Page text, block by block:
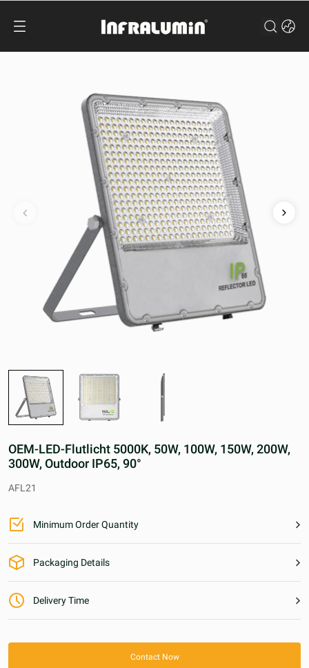
OEM-LED-Flutlicht 5000K, 50W, 100W, 150W, 200W,
300W, Outdoor IP65, 90°
AFL21
Minimum Order Quantity
Packaging Details
Delivery Time
Contact Now